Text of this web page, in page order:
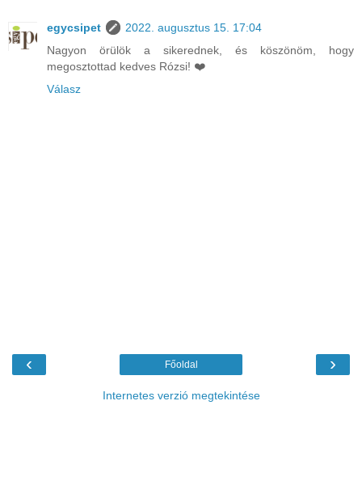
egycsipet
2022. augusztus 15. 17:04
Nagyon örülök a sikerednek, és köszönöm, hogy
megosztottad kedves Rózsi! ❤️
Válasz
‹ ›
Főoldal
Internetes verzió megtekintése